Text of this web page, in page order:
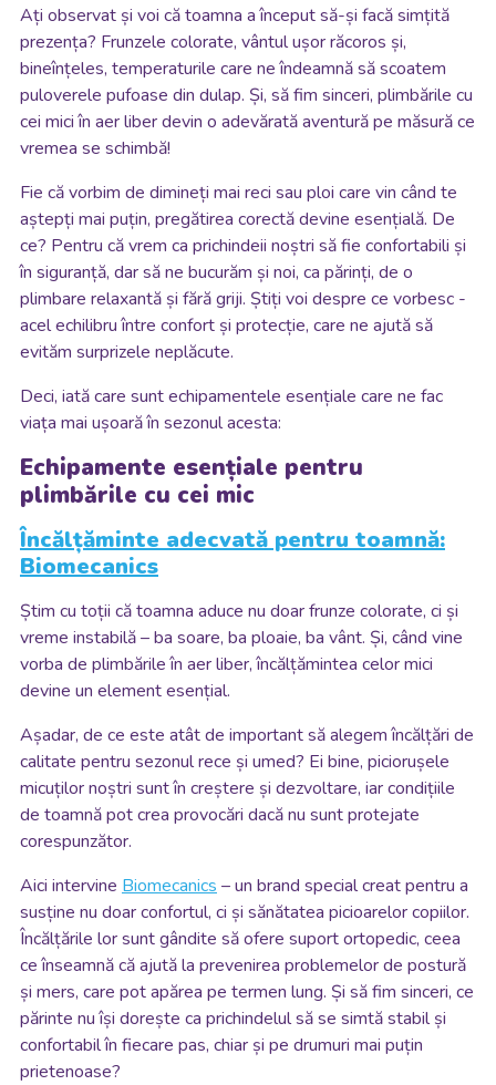
Ați observat și voi că toamna a început să-și facă simțită
prezența? Frunzele colorate, vântul ușor răcoros și,
bineînțeles, temperaturile care ne îndeamnă să scoatem
puloverele pufoase din dulap. Și, să fim sinceri, plimbările cu
cei mici în aer liber devin o adevărată aventură pe măsură ce
vremea se schimbă!
Fie că vorbim de dimineți mai reci sau ploi care vin când te
aștepți mai puțin, pregătirea corectă devine esențială. De
ce? Pentru că vrem ca prichindeii noștri să fie confortabili și
în siguranță, dar să ne bucurăm și noi, ca părinți, de o
plimbare relaxantă și fără griji. Știți voi despre ce vorbesc -
acel echilibru între confort și protecție, care ne ajută să
evităm surprizele neplăcute.
Deci, iată care sunt echipamentele esențiale care ne fac
viața mai ușoară în sezonul acesta:
Echipamente esențiale pentru
plimbările cu cei mic
Încălțăminte adecvată pentru toamnă:
Biomecanics
Știm cu toții că toamna aduce nu doar frunze colorate, ci și
vreme instabilă – ba soare, ba ploaie, ba vânt. Și, când vine
vorba de plimbările în aer liber, încălțămintea celor mici
devine un element esențial.
Așadar, de ce este atât de important să alegem încălțări de
calitate pentru sezonul rece și umed? Ei bine, piciorușele
micuților noștri sunt în creștere și dezvoltare, iar condițiile
de toamnă pot crea provocări dacă nu sunt protejate
corespunzător.
Aici intervine Biomecanics – un brand special creat pentru a
susține nu doar confortul, ci și sănătatea picioarelor copiilor.
Încălțările lor sunt gândite să ofere suport ortopedic, ceea
ce înseamnă că ajută la prevenirea problemelor de postură
și mers, care pot apărea pe termen lung. Și să fim sinceri, ce
părinte nu își dorește ca prichindelul să se simtă stabil și
confortabil în fiecare pas, chiar și pe drumuri mai puțin
prietenoase?